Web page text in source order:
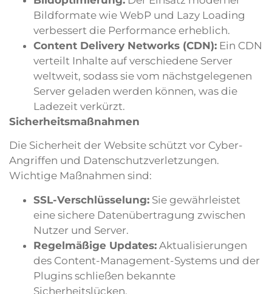
Bildformate wie WebP und Lazy Loading
verbessert die Performance erheblich.
Content Delivery Networks (CDN): Ein CDN
verteilt Inhalte auf verschiedene Server
weltweit, sodass sie vom nächstgelegenen
Server geladen werden können, was die
Ladezeit verkürzt.
Sicherheitsmaßnahmen
Die Sicherheit der Website schützt vor Cyber-
Angriffen und Datenschutzverletzungen.
Wichtige Maßnahmen sind:
SSL-Verschlüsselung: Sie gewährleistet
eine sichere Datenübertragung zwischen
Nutzer und Server.
Regelmäßige Updates: Aktualisierungen
des Content-Management-Systems und der
Plugins schließen bekannte
Sicherheitslücken.